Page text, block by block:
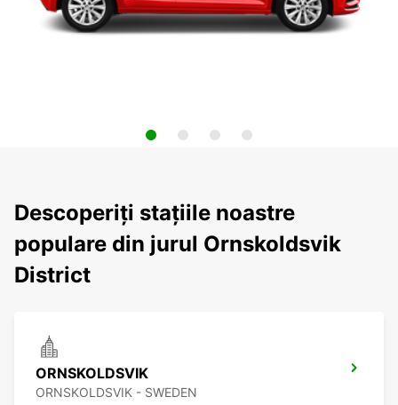
Descoperiți stațiile noastre
populare din jurul Ornskoldsvik
District
ORNSKOLDSVIK
ORNSKOLDSVIK - SWEDEN